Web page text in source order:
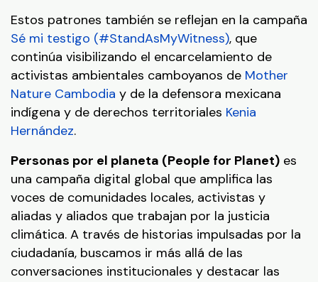
Estos patrones también se reflejan en la campaña
Sé mi testigo (#StandAsMyWitness), que
continúa visibilizando el encarcelamiento de
activistas ambientales camboyanos de Mother
Nature Cambodia y de la defensora mexicana
indígena y de derechos territoriales Kenia
Hernández.
Personas por el planeta (People for Planet) es
una campaña digital global que amplifica las
voces de comunidades locales, activistas y
aliadas y aliados que trabajan por la justicia
climática. A través de historias impulsadas por la
ciudadanía, buscamos ir más allá de las
conversaciones institucionales y destacar las